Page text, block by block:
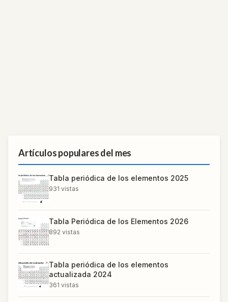
Artículos populares del mes
Tabla periódica de los elementos 2025
931 vistas
Tabla Periódica de los Elementos 2026
892 vistas
Tabla periódica de los elementos
actualizada 2024
361 vistas